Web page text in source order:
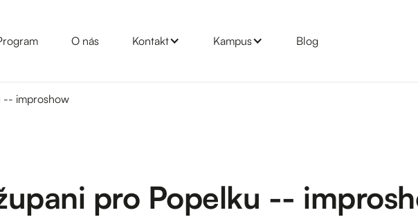
O nás Kontakt Kampus Blog
-- improshow
pro Popelku --